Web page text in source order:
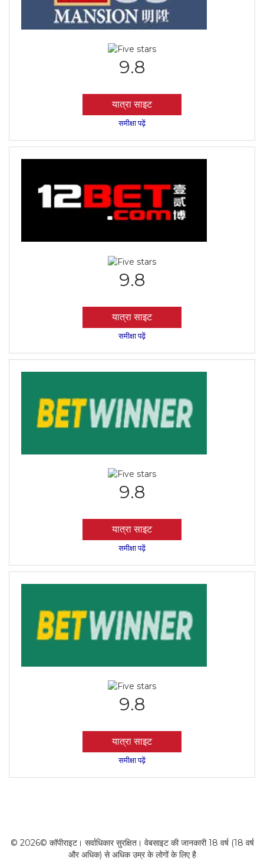
9.8
यात्रा साइट
समीक्षा पढ़ें
9.8
यात्रा साइट
समीक्षा पढ़ें
9.8
यात्रा साइट
समीक्षा पढ़ें
9.8
यात्रा साइट
समीक्षा पढ़ें
© 2026© कॉपीराइट। सर्वाधिकार सुरक्षित। वेबसाइट की जानकारी 18 वर्ष (18 वर्ष
और अधिक) से अधिक उम्र के लोगों के लिए है